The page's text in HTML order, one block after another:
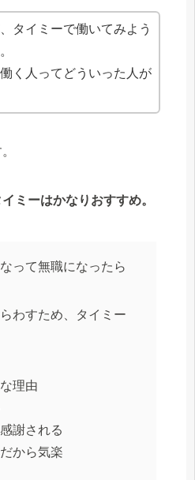
タイミーで働いてみよう
く人ってどういった人が
ミーはかなりおすすめ。
って無職になったら
わすため、タイミー
理由
謝される
から気楽